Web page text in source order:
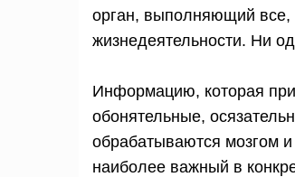
орган, выполняющий все,
жизнедеятельности. Ни
Информацию, которая
обонятельные,
обрабатываются мозгом
наиболее важный в